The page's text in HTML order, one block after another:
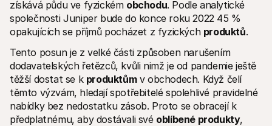
získává půdu ve fyzickém obchodu. Podle analytické
společnosti Juniper bude do konce roku 2022 45 %
opakujících se příjmů pocházet z fyzických produktů.
Tento posun je z velké části způsoben narušením
dodavatelských řetězců, kvůli nimž je od pandemie ještě
těžší dostat se k produktům v obchodech. Když čelí
těmto výzvám, hledají spotřebitelé spolehlivé pravidelné
nabídky bez nedostatku zásob. Proto se obracejí k
předplatnému, aby dostávali své oblíbené produkty,